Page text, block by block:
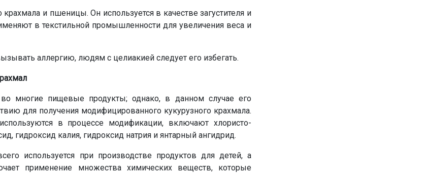
и пшеницы. Он используется в качестве загустителя и
в текстильной промышленности для увеличения веса и
аллергию, людям с целиакией следует его избегать.
многие пищевые продукты; однако, в данном случае его
для получения модифицированного кукурузного крахмала.
в процессе модификации, включают хлористо-
гидроксид калия, гидроксид натрия и янтарный ангидрид.
используется при производстве продуктов для детей, а
применение множества химических веществ, которые